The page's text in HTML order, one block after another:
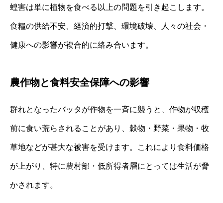
蝗害は単に植物を食べる以上の問題を引き起こします。
食糧の供給不安、経済的打撃、環境破壊、人々の社会・
健康への影響が複合的に絡み合います。
農作物と食料安全保障への影響
群れとなったバッタが作物を一斉に襲うと、作物が収穫
前に食い荒らされることがあり、穀物・野菜・果物・牧
草地などが甚大な被害を受けます。これにより食料価格
が上がり、特に農村部・低所得者層にとっては生活が脅
かされます。